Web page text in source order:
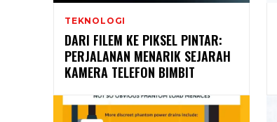
TEKNOLOGI
DARI FILEM KE PIKSEL PINTAR:
PERJALANAN MENARIK SEJARAH
KAMERA TELEFON BIMBIT